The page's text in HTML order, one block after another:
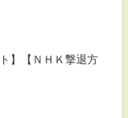
】【ＮＨＫ撃退方